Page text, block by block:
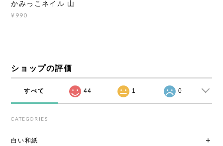
かみっこネイル 山
¥990
ショップの評価
すべて 44 1 0
CATEGORIES
白い和紙